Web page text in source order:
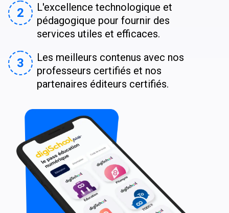
2
L'excellence technologique et
pédagogique pour fournir des
services utiles et efficaces.
3
Les meilleurs contenus avec nos
professeurs certifiés et nos
partenaires éditeurs certifiés.